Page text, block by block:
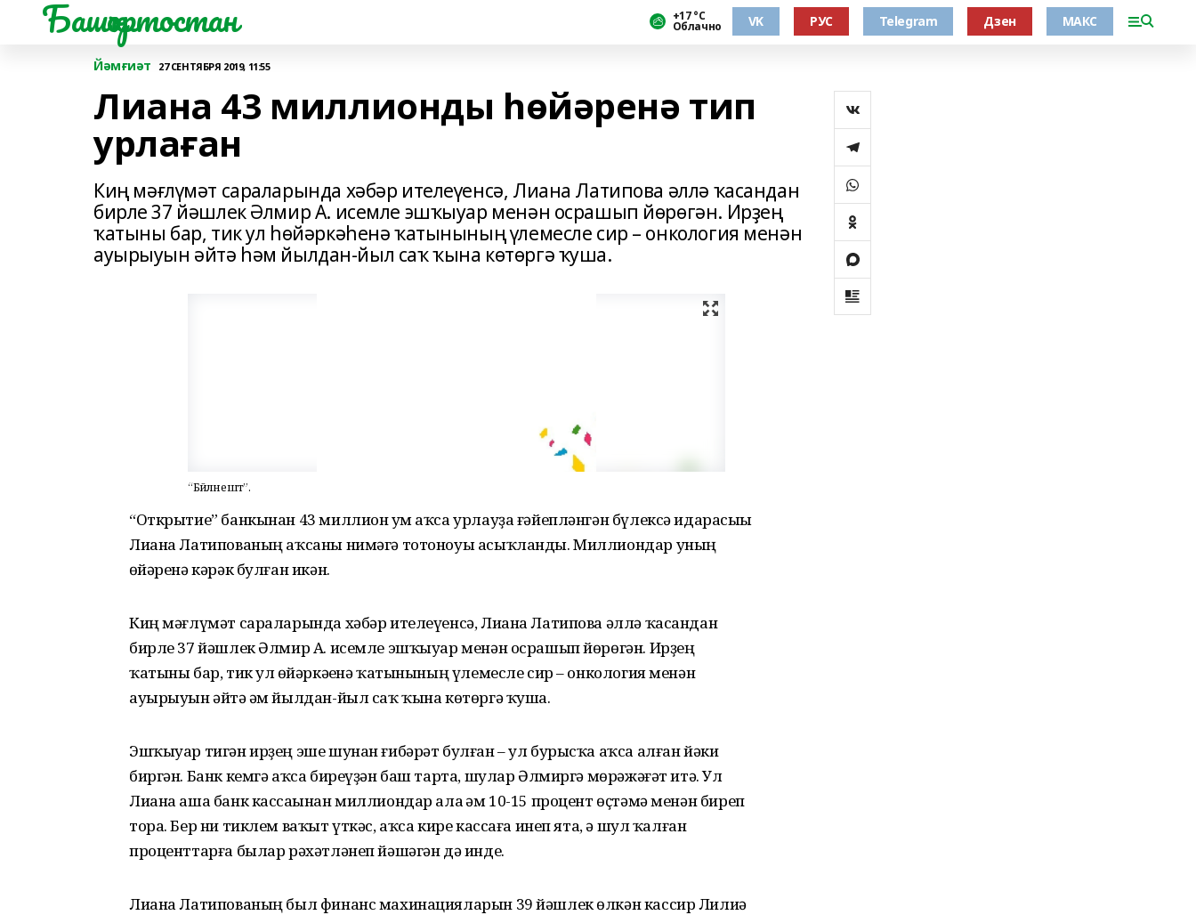
Башҡортостан +17 °С
Облачно VK РУС Telegram Дзен МАКС
Йәмғиәт 27 СЕНТЯБРЯ 2019, 11:55
Лиана 43 миллионды һөйәренә тип
урлаған
Киң мәғлүмәт сараларында хәбәр ителеүенсә, Лиана Латипова әллә ҡасандан
бирле 37 йәшлек Әлмир А. исемле эшҡыуар менән осрашып йөрөгән. Ирҙең
ҡатыны бар, тик ул һөйәркәһенә ҡатынының үлемесле сир – онкология менән
ауырыуын әйтә һәм йылдан-йыл саҡ ҡына көтөргә ҡуша.
“Бәйләнештә”.
“Открытие” банкынан 43 миллион һум аҡса урлауҙа ғәйепләнгән бүлексә идарасыһы
Лиана Латипованың аҡсаны нимәгә тотоноуы асыҡланды. Миллиондар уның
һөйәренә кәрәк булған икән.
Киң мәғлүмәт сараларында хәбәр ителеүенсә, Лиана Латипова әллә ҡасандан
бирле 37 йәшлек Әлмир А. исемле эшҡыуар менән осрашып йөрөгән. Ирҙең
ҡатыны бар, тик ул һөйәркәһенә ҡатынының үлемесле сир – онкология менән
ауырыуын әйтә һәм йылдан-йыл саҡ ҡына көтөргә ҡуша.
Эшҡыуар тигән ирҙең эше шунан ғибәрәт булған – ул бурысҡа аҡса алған йәки
биргән. Банк кемгә аҡса биреүҙән баш тарта, шулар Әлмиргә мөрәжәғәт итә. Ул
Лиана аша банк кассаһынан миллиондар ала һәм 10-15 процент өҫтәмә менән биреп
тора. Бер ни тиклем ваҡыт үткәс, аҡса кире кассаға инеп ята, ә шул ҡалған
проценттарға былар рәхәтләнеп йәшәгән дә инде.
Лиана Латипованың был финанс махинацияларын 39 йәшлек өлкән кассир Лилиә